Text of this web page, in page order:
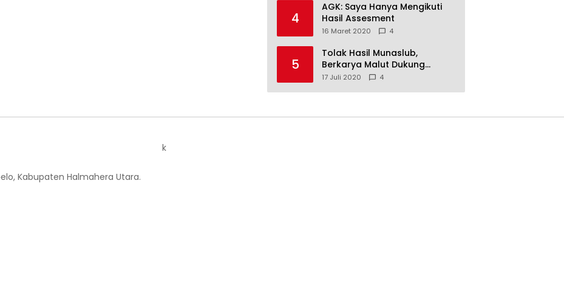
4
AGK: Saya Hanya Mengikuti
Hasil Assesment
16 Maret 2020 4
5
Tolak Hasil Munaslub,
Berkarya Malut Dukung
Tommy Soeharto
17 Juli 2020 4
Kabupaten Halmahera Utara.
k